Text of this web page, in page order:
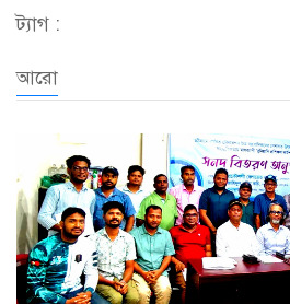
ট্যাগ :
আরো